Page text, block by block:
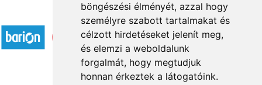
böngészési élményét, azzal hogy
személyre szabott tartalmakat és
célzott hirdetéseket jelenít meg,
és elemzi a weboldalunk
forgalmát, hogy megtudjuk
honnan érkeztek a látogatóink.
Elfogadott fizetési módok